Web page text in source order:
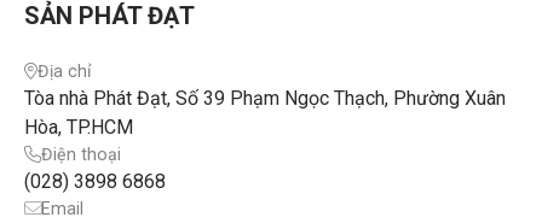
SẢN PHÁT ĐẠT
Địa chỉ
Tòa nhà Phát Đạt, Số 39 Phạm Ngọc Thạch, Phường Xuân
Hòa, TP.HCM
Điện thoại
(028) 3898 6868
Email